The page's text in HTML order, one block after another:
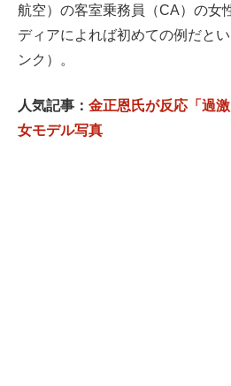
航空）の客室乗務員（CA）の女
ディアによれば初めての例だと
ンク）。
人気記事： 金正恩氏が反応「過
女モデル写真